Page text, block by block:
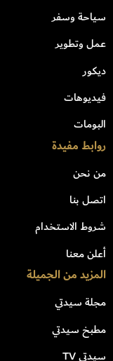
سياحة وسفر
عمل وتطوير
ديكور
فيديوهات
البومات
روابط مفيدة
من نحن
اتصل بنا
شروط الاستخدام
أعلن معنا
المزيد من الجميلة
مجلة سيدتي
مطبخ سيدتي
سيدتي TV